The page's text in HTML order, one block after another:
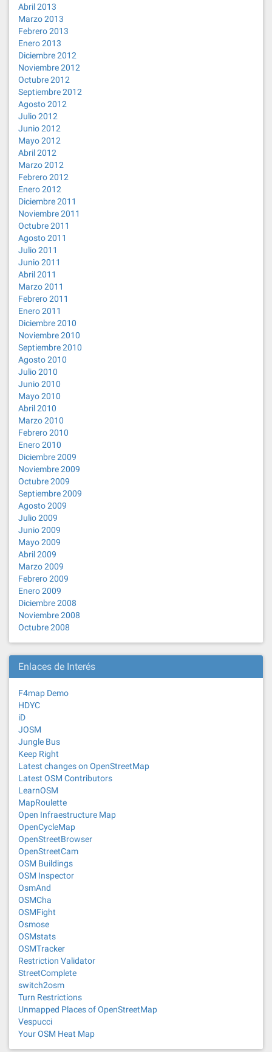
Abril 2013
Marzo 2013
Febrero 2013
Enero 2013
Diciembre 2012
Noviembre 2012
Octubre 2012
Septiembre 2012
Agosto 2012
Julio 2012
Junio 2012
Mayo 2012
Abril 2012
Marzo 2012
Febrero 2012
Enero 2012
Diciembre 2011
Noviembre 2011
Octubre 2011
Agosto 2011
Julio 2011
Junio 2011
Abril 2011
Marzo 2011
Febrero 2011
Enero 2011
Diciembre 2010
Noviembre 2010
Septiembre 2010
Agosto 2010
Julio 2010
Junio 2010
Mayo 2010
Abril 2010
Marzo 2010
Febrero 2010
Enero 2010
Diciembre 2009
Noviembre 2009
Octubre 2009
Septiembre 2009
Agosto 2009
Julio 2009
Junio 2009
Mayo 2009
Abril 2009
Marzo 2009
Febrero 2009
Enero 2009
Diciembre 2008
Noviembre 2008
Octubre 2008
Enlaces de Interés
F4map Demo
HDYC
iD
JOSM
Jungle Bus
Keep Right
Latest changes on OpenStreetMap
Latest OSM Contributors
LearnOSM
MapRoulette
Open Infraestructure Map
OpenCycleMap
OpenStreetBrowser
OpenStreetCam
OSM Buildings
OSM Inspector
OsmAnd
OSMCha
OSMFight
Osmose
OSMstats
OSMTracker
Restriction Validator
StreetComplete
switch2osm
Turn Restrictions
Unmapped Places of OpenStreetMap
Vespucci
Your OSM Heat Map